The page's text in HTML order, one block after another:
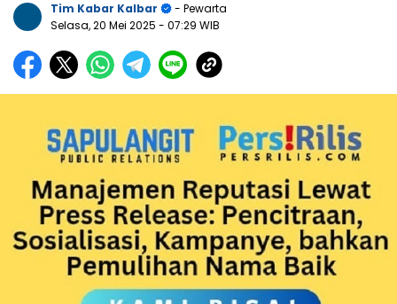
Tim Kabar Kalbar
- Pewarta
Selasa, 20 Mei 2025 - 07:29 WIB